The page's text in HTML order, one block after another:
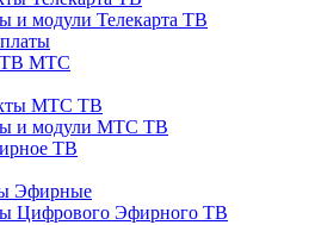
и модули Телекарта ТВ
ТВ МТС
МТС ТВ
и модули МТС ТВ
ТВ
Эфирные
Цифрового Эфирного ТВ